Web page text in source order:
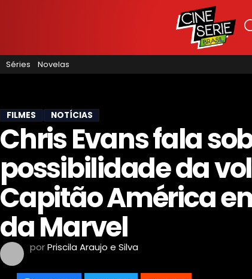
Séries Novelas
FILMES NOTÍCIAS
Chris Evans fala
possibilidade da
Capitão América
da Marvel
porPriscila Araujo e Silva